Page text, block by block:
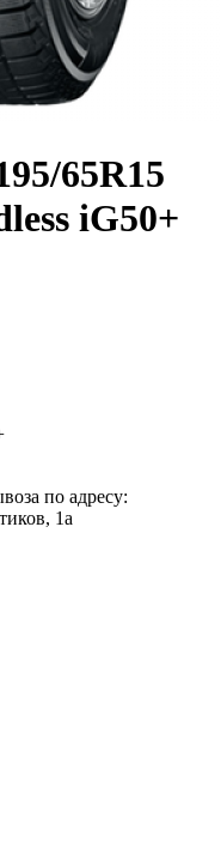
65R15
iG50+
по адресу:
1а